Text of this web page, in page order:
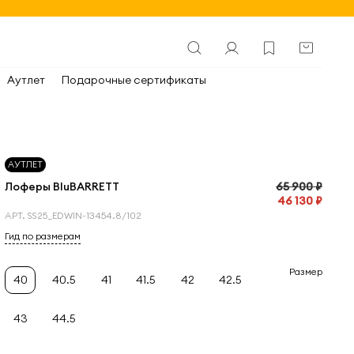
Аутлет Подарочные сертификаты
АУТЛЕТ
Лоферы BluBARRETT
65 900 ₽
46 130 ₽
АРТ.SS25_EDWIN-13454.8/102
Гид по размерам
Размер
40 40.5 41 41.5 42 42.5
43 44.5